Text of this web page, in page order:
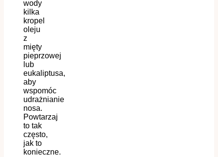
wody
kilka
kropel
oleju
z
mięty
pieprzowej
lub
eukaliptusa,
aby
wspomóc
udrażnianie
nosa.
Powtarzaj
to tak
często,
jak to
konieczne.